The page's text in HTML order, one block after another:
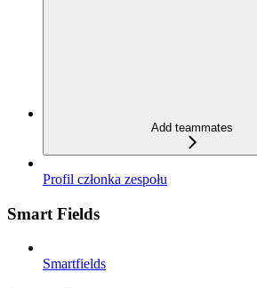
Add teammates
Profil członka zespołu
Smart Fields
Smartfields